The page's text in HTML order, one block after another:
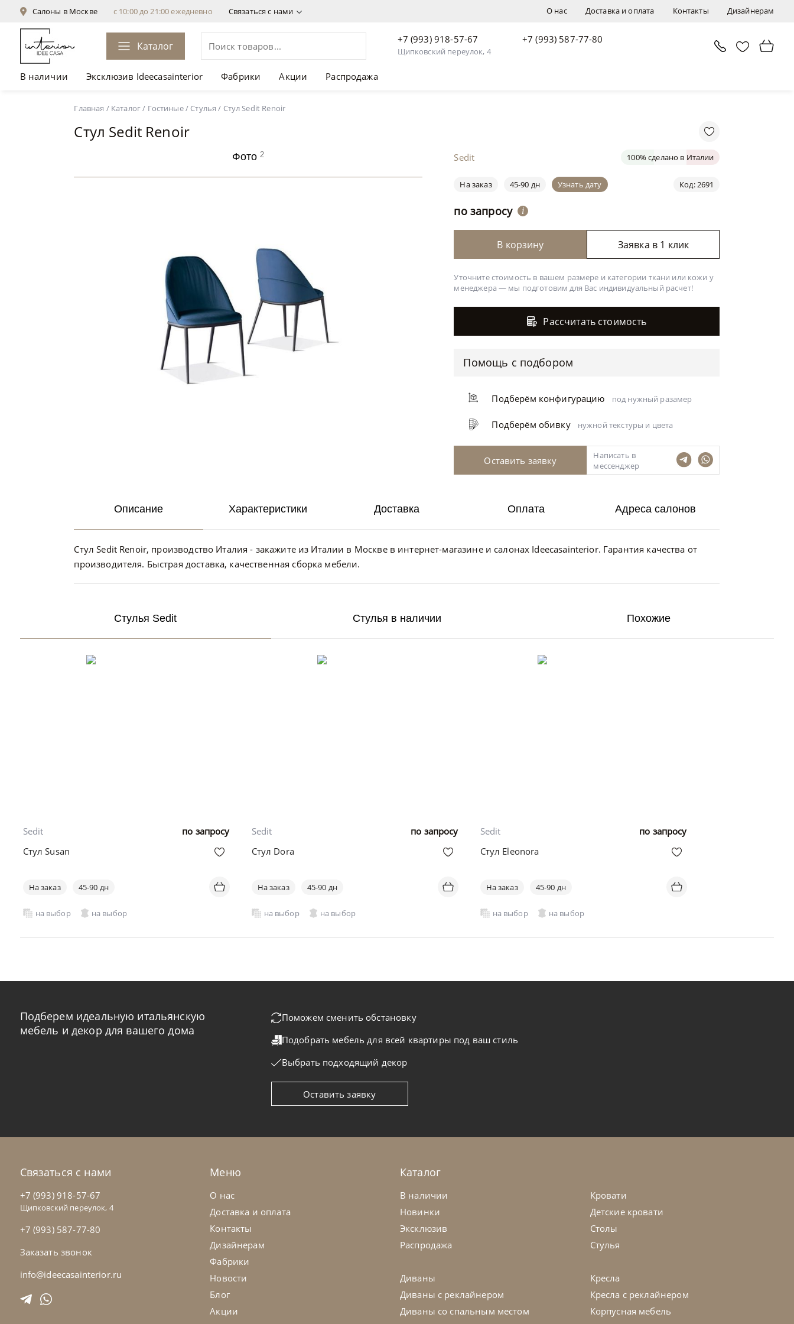
О нас Доставка и оплата Контакты Дизайнерам
Салоны в Москве с 10:00 до 21:00 ежедневно Связаться с нами
Каталог
+7 (993) 918-57-67
Щипковский переулок, 4
+7 (993) 587-77-80
В наличии Эксклюзив Ideecasainterior Фабрики Акции Распродажа
Главная / Каталог/ Гостиные/ Стулья / Стул Sedit Renoir
Стул Sedit Renoir
Фото2 Sedit 100% сделано в Италии
Код: 2691
На заказ 45-90 дн Узнать дату
по запросу i
В корзину Заявка в 1 клик
Уточните стоимость в вашем размере и категории ткани или кожи у
менеджера — мы подготовим для Вас индивидуальный расчет!
Рассчитать стоимость
Помощь с подбором
Подберём конфигурацию под нужный разамер
Подберём обивку нужной текстуры и цвета
Оставить заявку
Написать в
мессенджер
Описание
Стул Sedit Renoir, производство Италия - закажите из Италии в Москве в интернет-магазине и салонах Ideecasainterior. Гарантия качества от
производителя. Быстрая доставка, качественная сборка мебели.
Характеристики Доставка Оплата Адреса салонов
Стулья Sedit
по запросу
Sedit
Стул Susan
На заказ 45-90 дн
на выбор на выбор
по запросу
Sedit
Стул Dora
На заказ 45-90 дн
на выбор на выбор
по запросу
Sedit
Стул Eleonora
На заказ 45-90 дн
на выбор на выбор
Стулья в наличии Похожие
Подберем идеальную итальянскую
мебель и декор для вашего дома
Поможем сменить обстановку
Подобрать мебель для всей квартиры под ваш стиль
Выбрать подходящий декор
Оставить заявку
Связаться с нами
+7 (993) 918-57-67
Щипковский переулок, 4
+7 (993) 587-77-80
Заказать звонок
info@ideecasainterior.ru
Меню
О нас
Доставка и оплата
Контакты
Дизайнерам
Фабрики
Новости
Блог
Акции
Каталог
В наличии
Новинки
Эксклюзив
Распродажа
Диваны
Диваны с реклайнером
Диваны со спальным местом
Кровати
Детские кровати
Столы
Стулья
Кресла
Кресла с реклайнером
Корпусная мебель